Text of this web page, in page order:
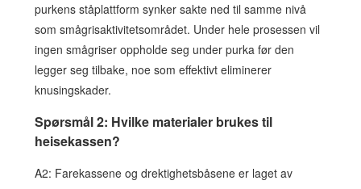
purkens ståplattform synker sakte ned til samme nivå
som smågrisaktivitetsområdet. Under hele prosessen vil
ingen smågriser oppholde seg under purka før den
legger seg tilbake, noe som effektivt eliminerer
knusingskader.
Spørsmål 2: Hvilke materialer brukes til
heisekassen?
A2: Farekassene og drektighetsbåsene er laget av